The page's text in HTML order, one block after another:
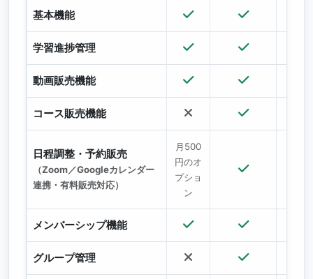
基本機能
学習進捗管理
動画販売機能
コース販売機能
日程調整・予約販売
（Zoom／Googleカレンダー
連携・有料販売対応）
月500
円のオ
プショ
ン
メンバーシップ機能
グループ管理